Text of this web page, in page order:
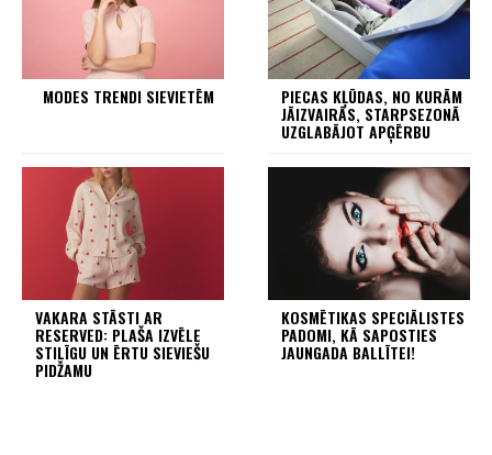
MODES TRENDI SIEVIETĒM PIECAS KĻŪDAS, NO KURĀM
JĀIZVAIRĀS, STARPSEZONĀ
UZGLABĀJOT APĢĒRBU
VAKARA STĀSTI AR
RESERVED: PLAŠA IZVĒLE
STILĪGU UN ĒRTU SIEVIEŠU
PIDŽAMU
KOSMĒTIKAS SPECIĀLISTES
PADOMI, KĀ SAPOSTIES
JAUNGADA BALLĪTEI!